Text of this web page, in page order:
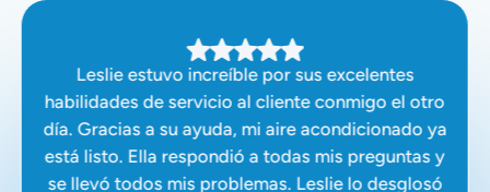
Leslie estuvo increíble por sus excelentes
habilidades de servicio al cliente conmigo el otro
día. Gracias a su ayuda, mi aire acondicionado ya
está listo. Ella respondió a todas mis preguntas y
se llevó todos mis problemas. Leslie lo desglosó